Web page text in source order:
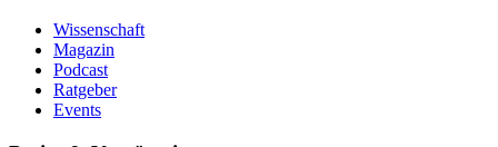
Wissenschaft
Magazin
Podcast
Ratgeber
Events